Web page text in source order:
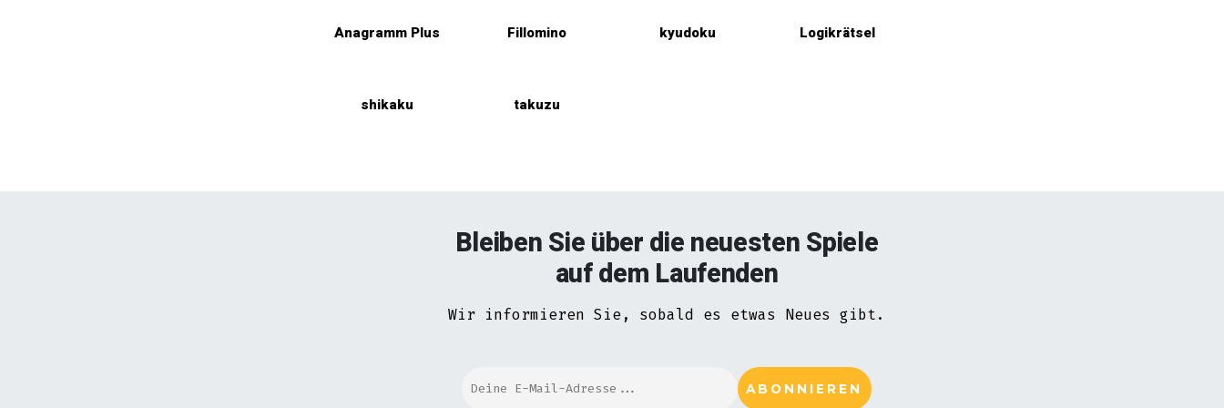
Anagramm Plus Fillomino kyudoku Logikrätsel
shikaku takuzu
Bleiben Sie über die neuesten Spiele
auf dem Laufenden
Wir informieren Sie, sobald es etwas Neues gibt.